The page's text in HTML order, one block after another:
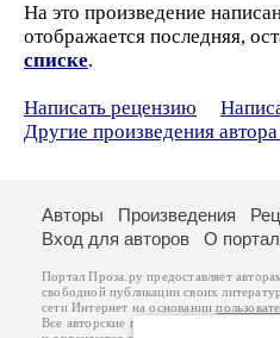
На это произведение
отображается последняя,
списке.
Написать рецензию
Другие произведения
Авторы Произведения
Вход для авторов
О
Портал Проза.ру предоставляет
свободной публикации своих
сети Интернет на основании
Все авторские права на произведения